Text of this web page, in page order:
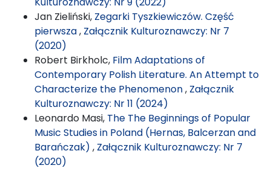
Jan Zieliński, Zegarki Tyszkiewiczów. Część
pierwsza, Załącznik Kulturoznawczy: Nr 7
(2020)
Robert Birkholc, Film Adaptations of
Contemporary Polish Literature. An Attempt to
Characterize the Phenomenon, Załącznik
Kulturoznawczy: Nr 11 (2024)
Leonardo Masi, The The Beginnings of Popular
Music Studies in Poland (Hernas, Balcerzan and
Barańczak) , Załącznik Kulturoznawczy: Nr 7
(2020)